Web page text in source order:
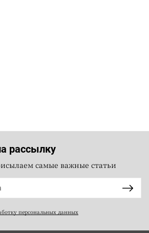
рассылку
самые важные статьи
персональных данных